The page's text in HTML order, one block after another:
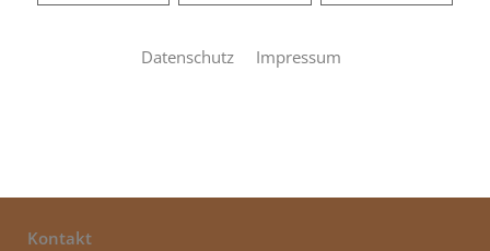
Kontakt
Datenschutz Impressum